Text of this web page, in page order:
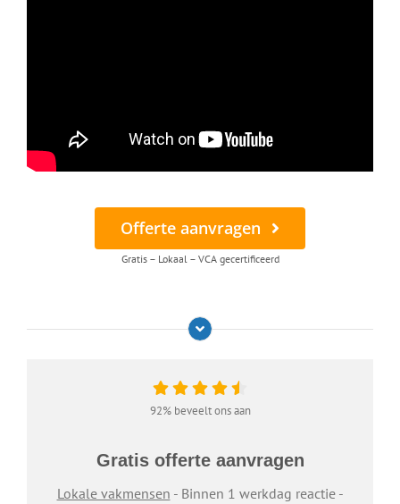
Offerte aanvragen
Gratis – Lokaal – VCA gecertificeerd
92% beveelt ons aan
Gratis offerte aanvragen
Lokale vakmensen - Binnen 1 werkdag reactie -